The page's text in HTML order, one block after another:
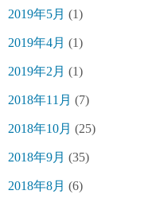
2019年5月 (1)
2019年4月 (1)
2019年2月 (1)
2018年11月 (7)
2018年10月 (25)
2018年9月 (35)
2018年8月 (6)